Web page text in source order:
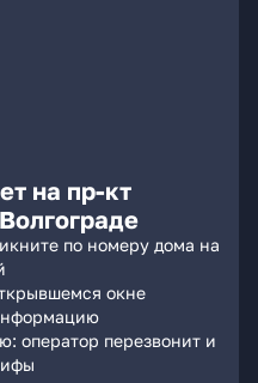
на пр-кт
по номеру дома на
окне
оператор перезвонит и